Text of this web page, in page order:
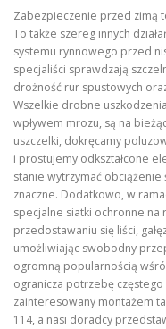
Zabezpieczenie przed zimą
To także szereg innych
systemu rynnowego przed
specjaliści sprawdzają
drożność rur spustowych
Wszelkie drobne
wpływem mrozu, są na
uszczelki, dokręcamy
i prostujemy odkształcone
stanie wytrzymać
znaczne. Dodatkowo, w
specjalne siatki ochronne na
przedostawaniu się liści,
umożliwiając swobodny
ogromną popularnością
ogranicza potrzebę częstego
zainteresowany montażem
114, a nasi doradcy